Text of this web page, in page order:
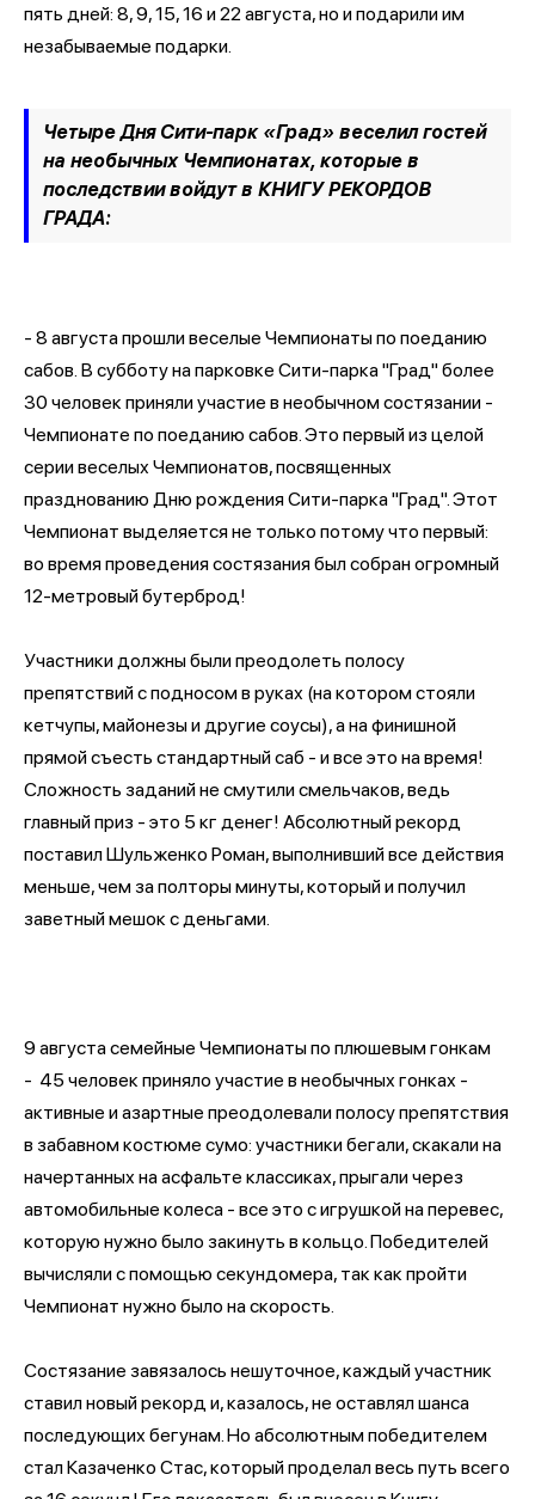
пять дней: 8, 9, 15, 16 и 22 августа, но и подарили им
незабываемые подарки.
Четыре Дня Сити-парк «Град» веселил гостей
на необычных Чемпионатах, которые в
последствии войдут в КНИГУ РЕКОРДОВ
ГРАДА:
- 8 августа прошли веселые Чемпионаты по поеданию
сабов. В субботу на парковке Сити-парка "Град" более
30 человек приняли участие в необычном состязании -
Чемпионате по поеданию сабов. Это первый из целой
серии веселых Чемпионатов, посвященных
празднованию Дню рождения Сити-парка "Град". Этот
Чемпионат выделяется не только потому что первый:
во время проведения состязания был собран огромный
12-метровый бутерброд!
Участники должны были преодолеть полосу
препятствий с подносом в руках (на котором стояли
кетчупы, майонезы и другие соусы), а на финишной
прямой съесть стандартный саб - и все это на время!
Сложность заданий не смутили смельчаков, ведь
главный приз - это 5 кг денег! Абсолютный рекорд
поставил Шульженко Роман, выполнивший все действия
меньше, чем за полторы минуты, который и получил
заветный мешок с деньгами.
9 августа семейные Чемпионаты по плюшевым гонкам
- 45 человек приняло участие в необычных гонках -
активные и азартные преодолевали полосу препятствия
в забавном костюме сумо: участники бегали, скакали на
начертанных на асфальте классиках, прыгали через
автомобильные колеса - все это с игрушкой на перевес,
которую нужно было закинуть в кольцо. Победителей
вычисляли с помощью секундомера, так как пройти
Чемпионат нужно было на скорость.
Состязание завязалось нешуточное, каждый участник
ставил новый рекорд и, казалось, не оставлял шанса
последующих бегунам. Но абсолютным победителем
стал Казаченко Стас, который проделал весь путь всего